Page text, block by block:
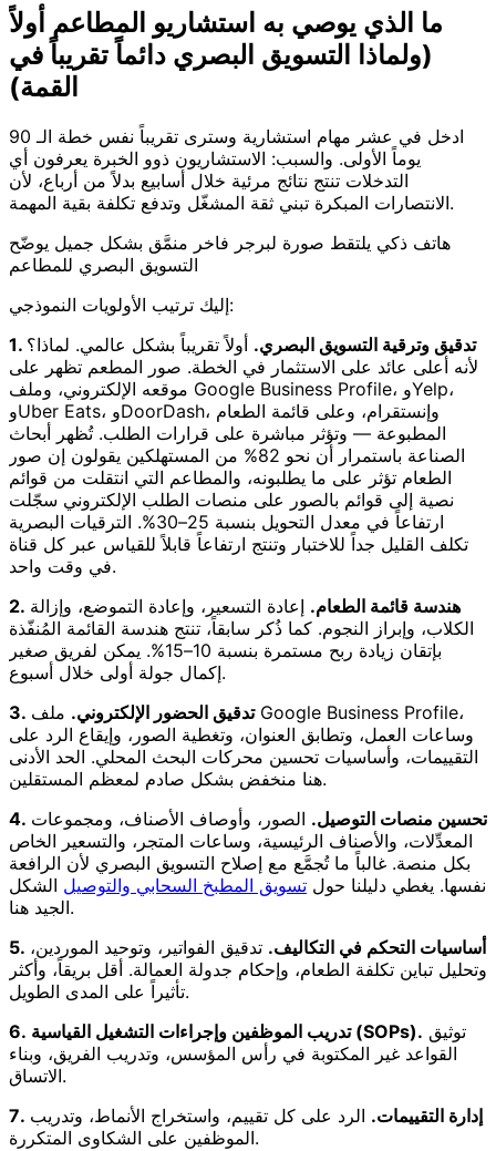
ما الذي يوصي به استشاريو المطاعم أولاً
(ولماذا التسويق البصري دائماً تقريباً في
القمة)
ادخل في عشر مهام استشارية وسترى تقريباً نفس خطة الـ 90
يوماً الأولى. والسبب: الاستشاريون ذوو الخبرة يعرفون أي
التدخلات تنتج نتائج مرئية خلال أسابيع بدلاً من أرباع، لأن
الانتصارات المبكرة تبني ثقة المشغّل وتدفع تكلفة بقية المهمة.
هاتف ذكي يلتقط صورة لبرجر فاخر منمَّق بشكل جميل يوضّح
التسويق البصري للمطاعم
إليك ترتيب الأولويات النموذجي:
1. تدقيق وترقية التسويق البصري. أولاً تقريباً بشكل عالمي. لماذا؟
لأنه أعلى عائد على الاستثمار في الخطة. صور المطعم تظهر على
موقعه الإلكتروني، وملف Google Business Profile، وYelp،
وUber Eats، وDoorDash، وإنستقرام، وعلى قائمة الطعام
المطبوعة — وتؤثر مباشرة على قرارات الطلب. تُظهر أبحاث
الصناعة باستمرار أن نحو 82% من المستهلكين يقولون إن صور
الطعام تؤثر على ما يطلبونه، والمطاعم التي انتقلت من قوائم
نصية إلى قوائم بالصور على منصات الطلب الإلكتروني سجّلت
ارتفاعاً في معدل التحويل بنسبة 25–30%. الترقيات البصرية
تكلف القليل جداً للاختبار وتنتج ارتفاعاً قابلاً للقياس عبر كل قناة
في وقت واحد.
2. هندسة قائمة الطعام. إعادة التسعير، وإعادة التموضع، وإزالة
الكلاب، وإبراز النجوم. كما ذُكر سابقاً، تنتج هندسة القائمة المُنفّذة
بإتقان زيادة ربح مستمرة بنسبة 10–15%. يمكن لفريق صغير
إكمال جولة أولى خلال أسبوع.
3. تدقيق الحضور الإلكتروني. ملف Google Business Profile،
وساعات العمل، وتطابق العنوان، وتغطية الصور، وإيقاع الرد على
التقييمات، وأساسيات تحسين محركات البحث المحلي. الحد الأدنى
هنا منخفض بشكل صادم لمعظم المستقلين.
4. تحسين منصات التوصيل. الصور، وأوصاف الأصناف، ومجموعات
المعدِّلات، والأصناف الرئيسية، وساعات المتجر، والتسعير الخاص
بكل منصة. غالباً ما تُجمَّع مع إصلاح التسويق البصري لأن الرافعة
نفسها. يغطي دليلنا حول تسويق المطبخ السحابي والتوصيل الشكل
الجيد هنا.
5. أساسيات التحكم في التكاليف. تدقيق الفواتير، وتوحيد الموردين،
وتحليل تباين تكلفة الطعام، وإحكام جدولة العمالة. أقل بريقاً، وأكثر
تأثيراً على المدى الطويل.
6. تدريب الموظفين وإجراءات التشغيل القياسية (SOPs).
القواعد غير المكتوبة في رأس المؤسس، وتدريب الفريق، وبناء
الاتساق.
7. إدارة التقييمات. الرد على كل تقييم، واستخراج الأنماط، وتدريب
الموظفين على الشكاوى المتكررة.